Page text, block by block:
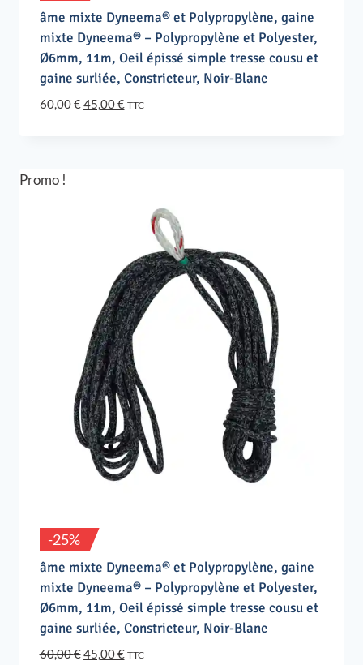
âme mixte Dyneema® et Polypropylène, gaine
mixte Dyneema® – Polypropylène et Polyester,
Ø6mm, 11m, Oeil épissé simple tresse cousu et
gaine surliée, Constricteur, Noir-Blanc
60,00€ Le
45,00€Le
TTC
Promo !
-25%
âme mixte Dyneema® et Polypropylène, gaine
mixte Dyneema® – Polypropylène et Polyester,
Ø6mm, 11m, Oeil épissé simple tresse cousu et
gaine surliée, Constricteur, Noir-Blanc
60,00€ Le
45,00€Le
TTC